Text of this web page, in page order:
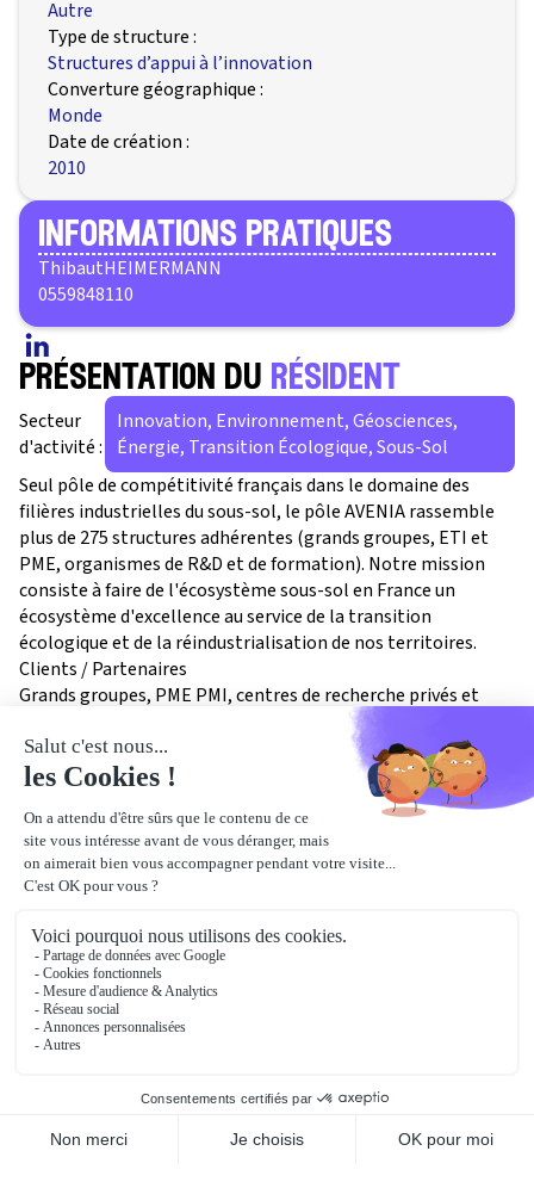
Autre
Type de structure :
Structures d’appui à l’innovation
Converture géographique :
Monde
Date de création :
2010
informations pratiques
ThibautHEIMERMANN
0559848110
présentation du résident
Secteur
d'activité :
Innovation, Environnement, Géosciences,
Énergie, Transition Écologique, Sous-Sol
Seul pôle de compétitivité français dans le domaine des
filières industrielles du sous-sol, le pôle AVENIA rassemble
plus de 275 structures adhérentes (grands groupes, ETI et
PME, organismes de R&D et de formation). Notre mission
consiste à faire de l'écosystème sous-sol en France un
écosystème d'excellence au service de la transition
écologique et de la réindustrialisation de nos territoires.
Clients / Partenaires
Grands groupes, PME PMI, centres de recherche privés et
publics, organismes de formation, collectivités territoriales
notrelocalisation
2 Avenue du Président Pierre Angot
64000Pau
Voir le plan détaillé